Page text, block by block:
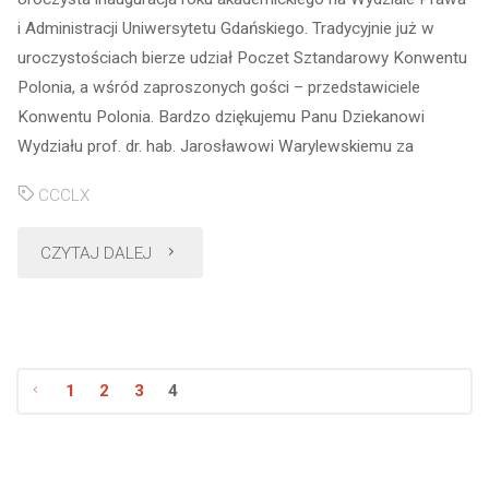
i Administracji Uniwersytetu Gdańskiego. Tradycyjnie już w
uroczystościach bierze udział Poczet Sztandarowy Konwentu
Polonia, a wśród zaproszonych gości – przedstawiciele
Konwentu Polonia. Bardzo dziękujemu Panu Dziekanowi
Wydziału prof. dr. hab. Jarosławowi Warylewskiemu za
CCCLX
CZYTAJ DALEJ "Inauguracja
na
1 2 3 4